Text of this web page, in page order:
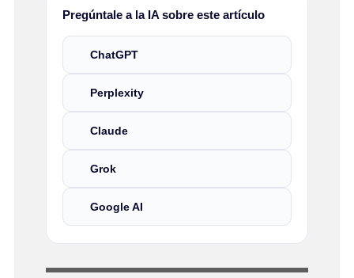
Pregúntale a la IA sobre este artículo
ChatGPT
Perplexity
Claude
Grok
Google AI